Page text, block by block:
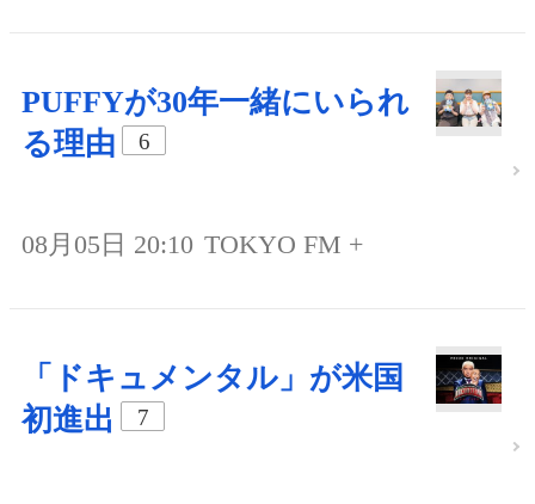
PUFFYが30年一緒にいられ
る理由
6
08月05日 20:10 TOKYO FM +
「ドキュメンタル」が米国
初進出
7